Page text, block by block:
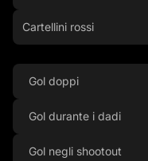
Cartellini rossi
Gol doppi
Gol durante i dadi
Gol negli shootout